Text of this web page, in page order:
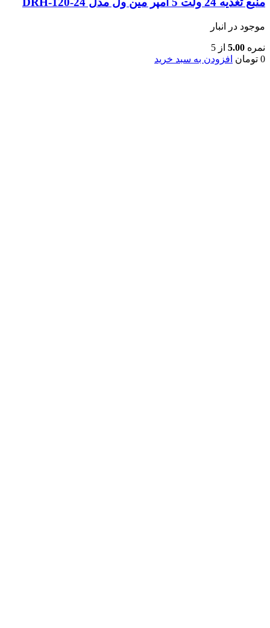
موجود در انبار
نمره 5.00 از 5
0 تومان افزودن به سبد خرید